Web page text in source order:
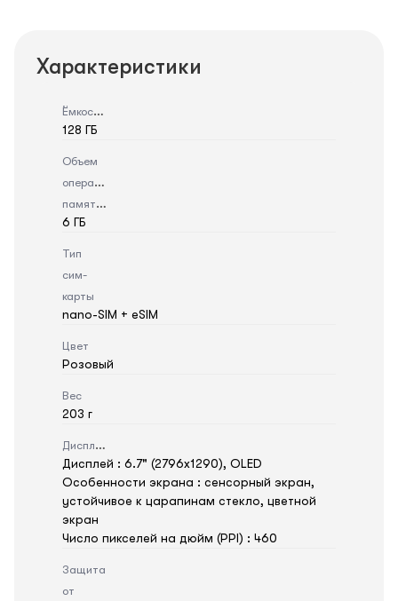
Характеристики
Ёмкость
128 ГБ
Объем
оперативной
памяти
6 ГБ
Тип
сим-
карты
nano-SIM + eSIM
Цвет
Розовый
Вес
203 г
Дисплей
Дисплей : 6.7" (2796x1290), OLED
Особенности экрана : сенсорный экран,
устойчивое к царапинам стекло, цветной
экран
Число пикселей на дюйм (PPI) : 460
Защита
от